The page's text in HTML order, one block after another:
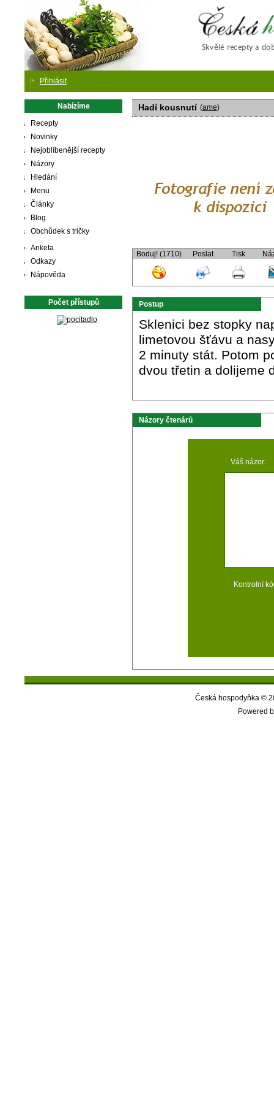
Přihlásit
Nabízíme
Recepty
Novinky
Nejoblíbenější recepty
Názory
Hledání
Menu
Články
Blog
Obchůdek s tričky
Anketa
Odkazy
Nápověda
Počet přístupů
Hadí kousnutí (ame)
Boduj! (1710) Poslat Tisk
Postup
Sklenici bez stopky
limetovou šťávu a
2 minuty stát. Potom
dvou třetin a dolijeme
Názory čtenárů
Váš názor:
Kontrolní
Česká hospodyňka ©
Powered